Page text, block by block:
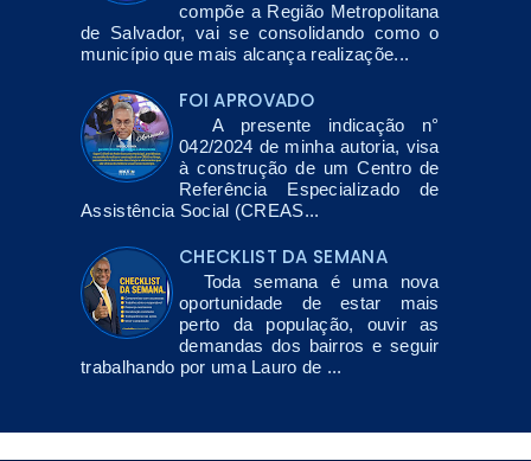
compõe a Região Metropolitana
de Salvador, vai se consolidando como o
município que mais alcança realizaçõe...
FOI APROVADO
A presente indicação n°
042/2024 de minha autoria, visa
à construção de um Centro de
Referência Especializado de
Assistência Social (CREAS...
CHECKLIST DA SEMANA
Toda semana é uma nova
oportunidade de estar mais
perto da população, ouvir as
demandas dos bairros e seguir
trabalhando por uma Lauro de ...